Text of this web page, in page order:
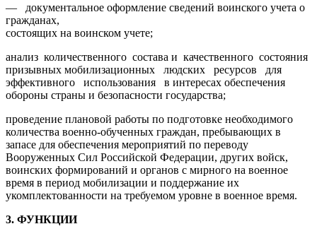
— документальное оформление сведений воинского учета о
гражданах,
состоящих на воинском учете;
анализ количественного состава и качественного состояния
призывных мобилизационных людских ресурсов для
эффективного использования в интересах обеспечения
обороны страны и безопасности государства;
проведение плановой работы по подготовке необходимого
количества военно-обученных граждан, пребывающих в
запасе для обеспечения мероприятий по переводу
Вооруженных Сил Российской Федерации, других войск,
воинских формирований и органов с мирного на военное
время в период мобилизации и поддержание их
укомплектованности на требуемом уровне в военное время.
3. ФУНКЦИИ